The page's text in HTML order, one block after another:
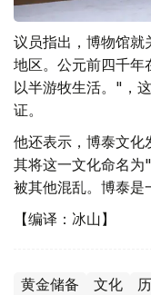
议员指出，博物馆就
地区。公元前四千年
以半游牧生活。"，
证。
他还表示，博泰文化
其将这一文化命名
被其他混乱。博泰是
【编译：冰山】
黄金储备 文化